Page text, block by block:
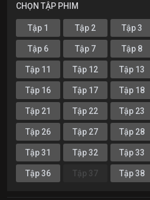
CHỌN TẬP PHIM
Tập 1 Tập 2 Tập 3
Tập 6 Tập 7 Tập 8
Tập 11 Tập 12 Tập 13
Tập 16 Tập 17 Tập 18
Tập 21 Tập 22 Tập 23
Tập 26 Tập 27 Tập 28
Tập 31 Tập 32 Tập 33
Tập 36 Tập 37 Tập 38